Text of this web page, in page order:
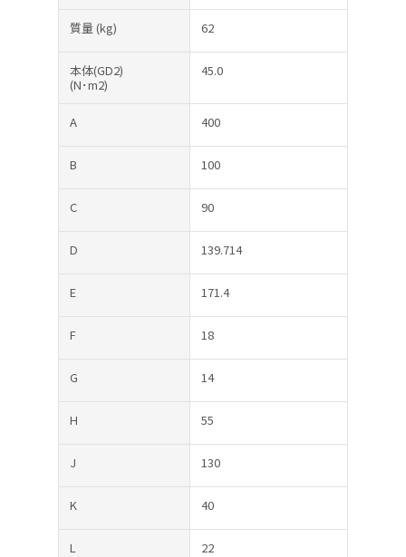
質量(kg) 62
本体(GD2)
(N･m2)
45.0
A 400
B 100
C 90
D 139.714
E 171.4
F 18
G 14
H 55
J 130
K 40
L 22